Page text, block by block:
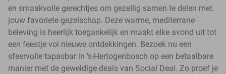
en smaakvolle gerechtjes om gezellig samen te delen met
jouw favoriete gezelschap. Deze warme, mediterrane
beleving is heerlijk toegankelijk en maakt elke avond uit tot
een feestje vol nieuwe ontdekkingen. Bezoek nu een
sfeervolle tapasbar in 's-Hertogenbosch op een betaalbare
manier met de geweldige deals van Social Deal. Zo proef je